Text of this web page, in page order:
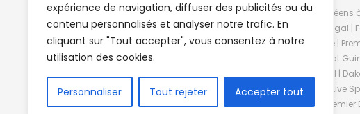
expérience de navigation, diffuser des publicités ou du
contenu personnalisés et analyser notre trafic. En
cliquant sur "Tout accepter", vous consentez à notre
utilisation des cookies.
Personnaliser Tout rejeter Accepter tout
Clubs de football en Guinée | Footballeurs guinéens
de Guinée de football | Mercato | Lions du Sénégal |
News | Match en direct | But | Actualité au Guinée |
| Handball Guinee | Match Guinee | Championnat
de Guinée | Senegal Equipe | Guinée | Le Senegal |
en direct | Boxe | Sénégal Dakar | La Guinée | Live
Africasport | Clubs de football guinéens | Premier